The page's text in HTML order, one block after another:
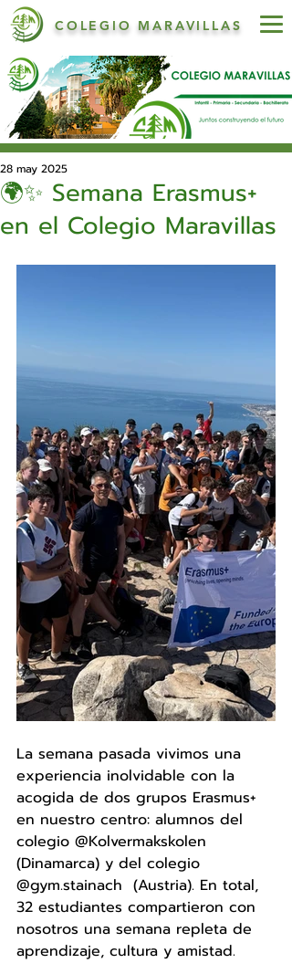
COLEGIO MARAVILLAS
🌍✨ Semana Erasmus+
en el Colegio Maravillas
28 may 2025
La semana pasada vivimos una
experiencia inolvidable con la
acogida de dos grupos Erasmus+
en nuestro centro: alumnos del
colegio @Kolvermakskolen
(Dinamarca) y del colegio
@gym.stainach  (Austria). En total,
32 estudiantes compartieron con
nosotros una semana repleta de
aprendizaje, cultura y amistad.